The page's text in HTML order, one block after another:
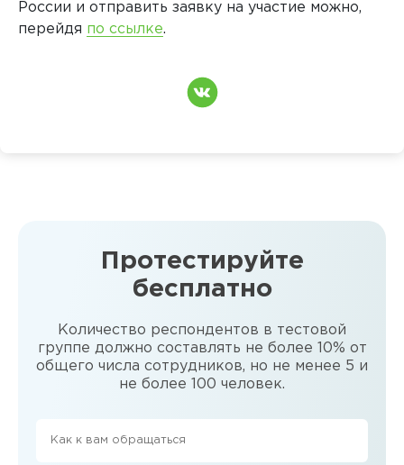
России и отправить заявку на участие можно,
перейдя по ссылке.
Протестируйте
бесплатно
Количество респондентов в тестовой
группе должно составлять не более 10% от
общего числа сотрудников, но не менее 5 и
не более 100 человек.